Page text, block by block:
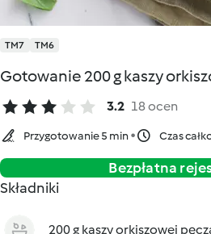
TM7 TM6
Gotowanie 200 g kaszy
3.2 18 ocen
Przygotowanie 5 min Czas
Bezpłatna
Składniki
200 g kaszy orkiszowej